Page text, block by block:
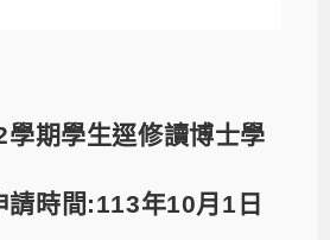
期學生逕修讀博士學
請時間:113年10月1日